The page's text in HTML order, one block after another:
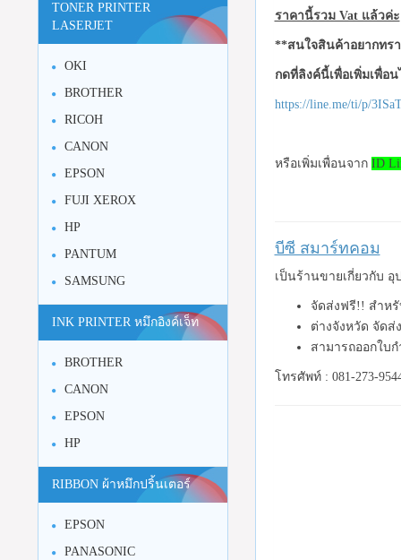
ราคานี้รวม Vat แล้วค่ะ
**สนใจสินค้าอยากทร
กดที่ลิงค์นี้เพื่อเพิ่มเพื่อ
https://line.me/ti/p/
หรือเพิ่มเพื่อนจาก ID
บีซี สมาร์ทคอม
เป็นร้านขายเกี่ยวกับ
จัดส่งฟรี!! สำห
ต่างจังหวัด จัดส่
สามารถออกใบ
โทรศัพท์ : 081-273-
TONER PRINTER
LASERJET
OKI
BROTHER
RICOH
CANON
EPSON
FUJI XEROX
HP
PANTUM
SAMSUNG
INK PRINTER หมึกอิงค์เจ็ท
BROTHER
CANON
EPSON
HP
RIBBON ผ้าหมึกปริ้นเตอร์
EPSON
PANASONIC